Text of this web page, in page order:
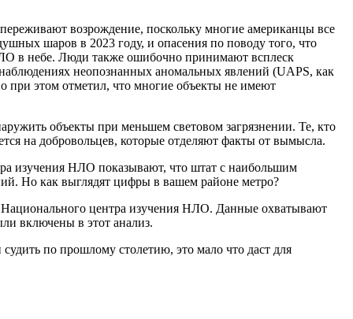
возрождение, поскольку многие американцы все
шаров в 2023 году, и опасения по поводу того, что
в небе. Люди также ошибочно принимают всплеск
неопознанных аномальных явлений (UAPS, как
этом отметил, что многие объекты не имеют
объекты при меньшем световом загрязнении. Те, кто
на добровольцев, которые отделяют факты от вымысла.
изучения НЛО показывают, что штат с наибольшим
Но как выглядят цифры в вашем районе метро?
центра изучения НЛО. Данные охватывают
включены в этот анализ.
по прошлому столетию, это мало что даст для